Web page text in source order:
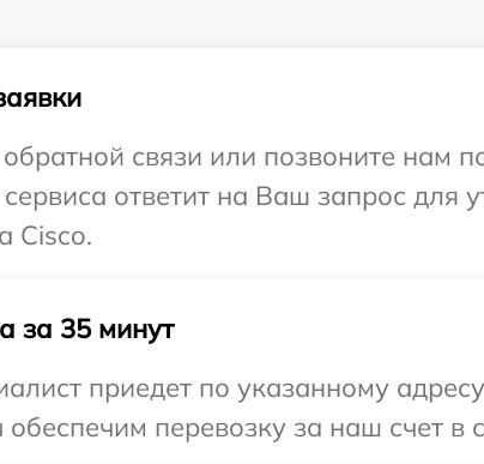
связи или позвоните нам
ответит на Ваш запрос для
Cisco.
за 35 минут
приедет по указанному
перевозку за наш счет в